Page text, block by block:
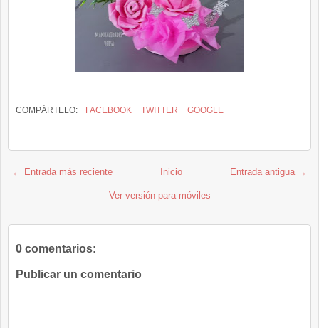
COMPÁRTELO: FACEBOOK TWITTER GOOGLE+
← Entrada más reciente Entrada antigua →
Inicio
Ver versión para móviles
0 comentarios:
Publicar un comentario